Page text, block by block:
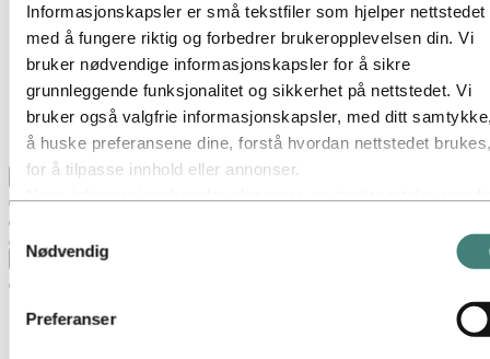
Informasjonskapsler er små tekstfiler som hjelper nettstedet
med å fungere riktig og forbedrer brukeropplevelsen din. Vi
bruker nødvendige informasjonskapsler for å sikre
grunnleggende funksjonalitet og sikkerhet på nettstedet. Vi
bruker også valgfrie informasjonskapsler, med ditt
å huske preferansene dine, forstå hvordan nettstedet
for å tilpasse innhold eller annonser.
Disse tredjepartene kan kombinere informasjon innhentet fra
bruk av vårt nettsted med annen informasjon du har gitt dem,
eller som de har samlet inn gjennom din bruk av deres
Tredjeparten som er oppført som ansvarlig for en
Samtykkevalg
Nødvendig
Preferanser
Hydro-lokasjoner i Norge
Selskapets historie
Organisasjon
Eierstyring og selskapsledelse
Innkjøp
Sponsoravtaler
Stories by Hydro
Tilbake til hovedmenyen
Lukk